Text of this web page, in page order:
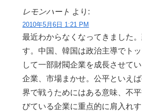
レモンハート より:
2010年5月6日 1:21 PM
最近わからなくなってきました
す。中国、韓国は政治主導でト
して一部財閥企業を成長させて
企業、市場まかせ。公平といえ
界で戦うためにはある意味、不
びている企業に重点的に肩入れ